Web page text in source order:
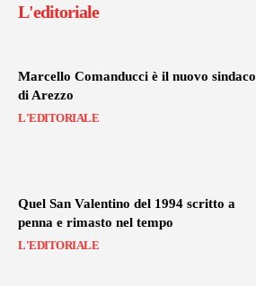
L'editoriale
Marcello Comanducci è il nuovo sindaco
di Arezzo
L'EDITORIALE
Quel San Valentino del 1994 scritto a
penna e rimasto nel tempo
L'EDITORIALE